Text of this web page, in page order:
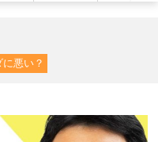
悪い？